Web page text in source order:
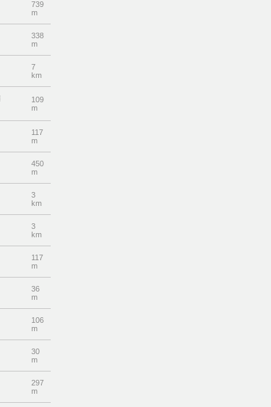
739
m
338
m
7
km
109
m
117
m
450
m
3
km
3
km
117
m
36
m
106
m
30
m
297
m